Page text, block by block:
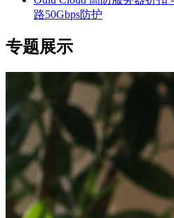
路50Gbps防护
专题展示